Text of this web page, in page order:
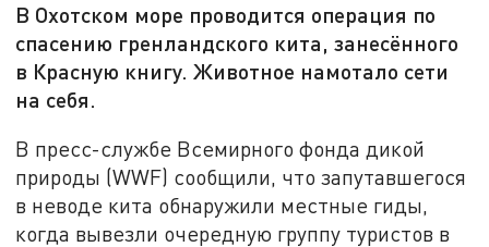
В Охотском море проводится операция по
спасению гренландского кита, занесённого
в Красную книгу. Животное намотало сети
на себя.
В пресс-службе Всемирного фонда дикой
природы (WWF) сообщили, что запутавшегося
в неводе кита обнаружили местные гиды,
когда вывезли очередную группу туристов в